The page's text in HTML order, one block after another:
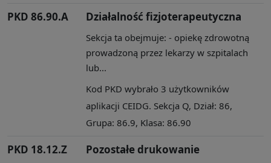
PKD 86.90.A Działalność fizjoterapeutyczna
Sekcja ta obejmuje: - opiekę zdrowotną
prowadzoną przez lekarzy w szpitalach
lub...
Kod PKD wybrało 3 użytkowników
aplikacji CEIDG. Sekcja Q, Dział: 86,
Grupa: 86.9, Klasa: 86.90
PKD 18.12.Z Pozostałe drukowanie